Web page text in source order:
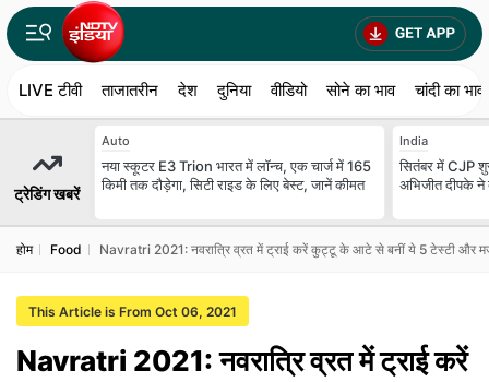
LIVE टीवी ताजातरीन देश दुनिया वीडियो सोने का भाव चांदी का भाव
ट्रेडिंग खबरें
Auto
नया स्कूटर E3 Trion भारत में लॉन्च, एक चार्ज में 165
किमी तक दौड़ेगा, सिटी राइड के लिए बेस्ट, जानें कीमत
India
सितंबर में CJP
अभिजीत दीपके ने
होम Food Navratri 2021: नवरात्रि व्रत में ट्राई करें कुट्टू के आटे से बनीं ये 5 टेस्टी और
This Article is From Oct 06, 2021
Navratri 2021: नवरात्रि व्रत में ट्राई करें